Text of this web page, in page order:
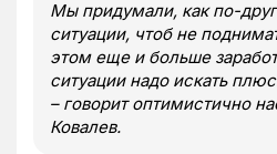
Мы придумали, как по-
ситуации, чтоб не
этом еще и больше
ситуации надо искать
– говорит оптимистично
Ковалев.